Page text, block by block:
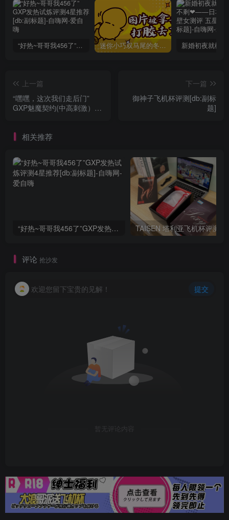
“好热~哥哥我456了”GXP发热试炼评测4星推荐[db:副标题] 迷你小巧双马尾的冬爱琴音写真分享，虎牙妹妹YYDS!
上一篇
“嘿嘿，这次我们走后门”
GXP魅魔契约(中高刺激）/
下一篇
御神子飞机杯评测[db:副标
题]
相关推荐
“好热~哥哥我456了”GXP发热试炼评测4星推荐[db:副标题]
评论 抢沙发
欢迎您留下宝贵的见解！ 提交
暂无评论内容